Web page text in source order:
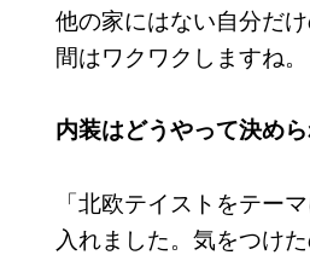
他の家にはない自分だ
間はワクワクしますね。
内装はどうやって決め
「北欧テイストをテー
入れました。気をつけ